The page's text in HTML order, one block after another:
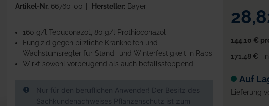
Artikel-Nr. 66760-00 Hersteller:Bayer
160 g/l Tebuconazol, 80 g/l Prothioconazol
Fungizid gegen pilzliche Krankheiten und
Wachstumsregler für Stand- und Winterfestigkeit in Raps
Wirkt sowohl vorbeugend als auch befallsstoppend
Nur für den beruflichen Anwender! Der Besitz des
Sachkundenachweises Pflanzenschutz ist zum
144,10 €
171,48 €
Auf
Lieferung